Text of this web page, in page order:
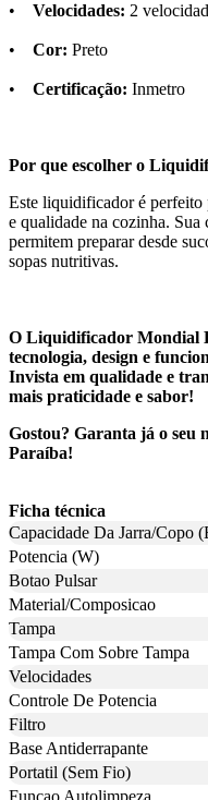
• Velocidades: 2
• Cor: Preto
• Certificação: Inmetro
Por que escolher o
Este liquidificador é perfeito
e qualidade na cozinha. Sua
permitem preparar desde
sopas nutritivas.
O Liquidificador Mondial
tecnologia, design e
Invista em qualidade e
mais praticidade e sabor!
Gostou? Garanta já o seu
Paraíba!
Ficha técnica
Capacidade Da Jarra/Copo
Potencia (W)
Botao Pulsar
Material/Composicao
Tampa
Tampa Com Sobre Tampa
Velocidades
Controle De Potencia
Filtro
Base Antiderrapante
Portatil (Sem Fio)